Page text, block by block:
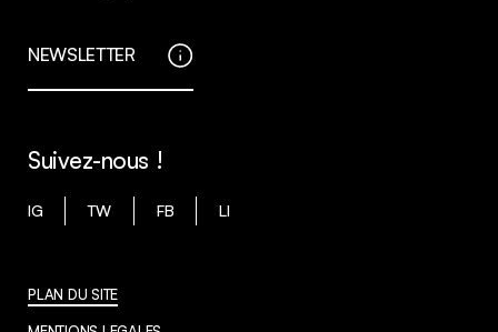
NEWSLETTER
Suivez-nous !
IG TW FB LI
PLAN DU SITE